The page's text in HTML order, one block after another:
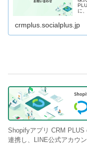
に
crmplus.socialplus.jp
Shopifyアプリ CRM
連携し、LINE公式アカウ